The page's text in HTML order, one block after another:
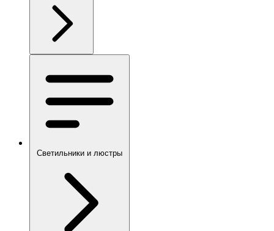
Светильники и люстры